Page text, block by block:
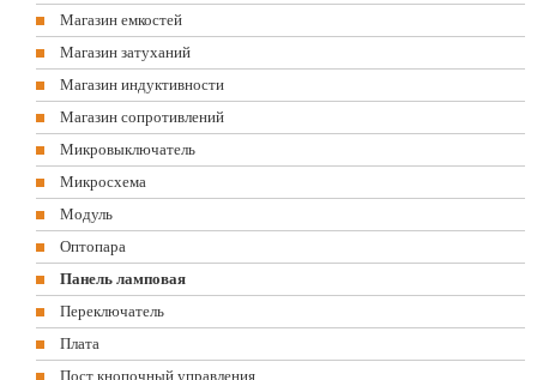
Магазин емкостей
Магазин затуханий
Магазин индуктивности
Магазин сопротивлений
Микровыключатель
Микросхема
Модуль
Оптопара
Панель ламповая
Переключатель
Плата
Пост кнопочный управления